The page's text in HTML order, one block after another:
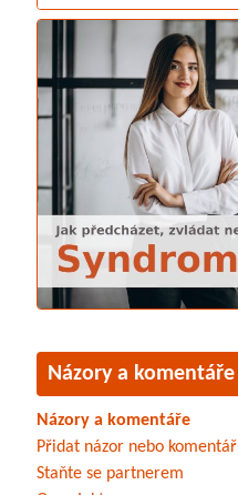
Názory a komentáře
Názory a komentáře
Přidat názor nebo komentář
Staňte se partnerem